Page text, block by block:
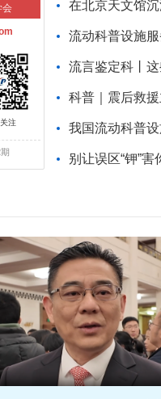
会
注
科普｜震后救
别让误区“钾”害